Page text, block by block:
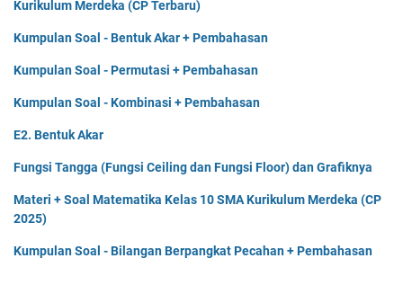
Kurikulum Merdeka (CP Terbaru)
Kumpulan Soal - Bentuk Akar + Pembahasan
Kumpulan Soal - Permutasi + Pembahasan
Kumpulan Soal - Kombinasi + Pembahasan
E2. Bentuk Akar
Fungsi Tangga (Fungsi Ceiling dan Fungsi Floor) dan Grafiknya
Materi + Soal Matematika Kelas 10 SMA Kurikulum Merdeka (CP
2025)
Kumpulan Soal - Bilangan Berpangkat Pecahan + Pembahasan